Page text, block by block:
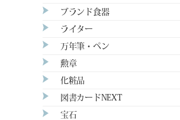
ブランド食器
ライター
万年筆・ペン
勲章
化粧品
図書カードNEXT
宝石